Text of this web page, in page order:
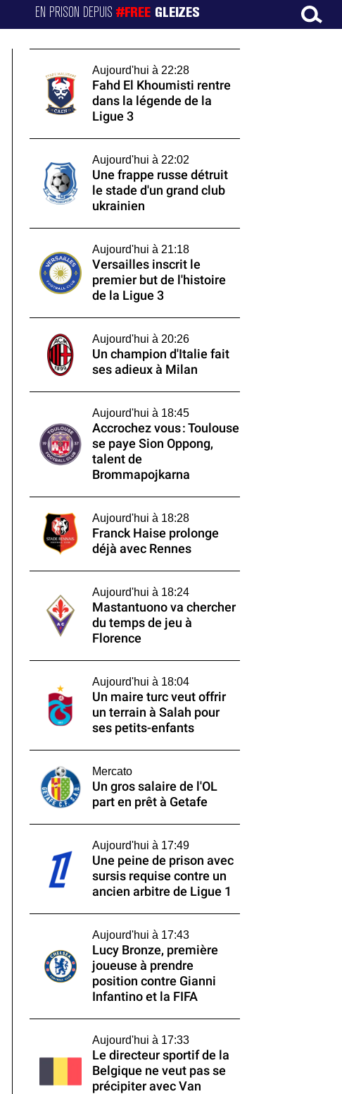
EN PRISON DEPUIS#FREE GLEIZES
Aujourd'hui à 22:28
Fahd El Khoumisti rentre
dans la légende de la
Ligue 3
Aujourd'hui à 22:02
Une frappe russe détruit
le stade d'un grand club
ukrainien
Aujourd'hui à 21:18
Versailles inscrit le
premier but de l'histoire
de la Ligue 3
Aujourd'hui à 20:26
Un champion d'Italie fait
ses adieux à Milan
Aujourd'hui à 18:45
Accrochez vous : Toulouse
se paye Sion Oppong,
talent de
Brommapojkarna
Aujourd'hui à 18:28
Franck Haise prolonge
déjà avec Rennes
Aujourd'hui à 18:24
Mastantuono va chercher
du temps de jeu à
Florence
Aujourd'hui à 18:04
Un maire turc veut offrir
un terrain à Salah pour
ses petits-enfants
Mercato
Un gros salaire de l'OL
part en prêt à Getafe
Aujourd'hui à 17:49
Une peine de prison avec
sursis requise contre un
ancien arbitre de Ligue 1
Aujourd'hui à 17:43
Lucy Bronze, première
joueuse à prendre
position contre Gianni
Infantino et la FIFA
Aujourd'hui à 17:33
Le directeur sportif de la
Belgique ne veut pas se
précipiter avec Van